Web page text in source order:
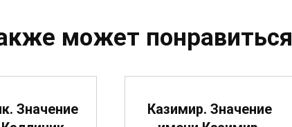
может понравиться
Значение
Казимир. Значение